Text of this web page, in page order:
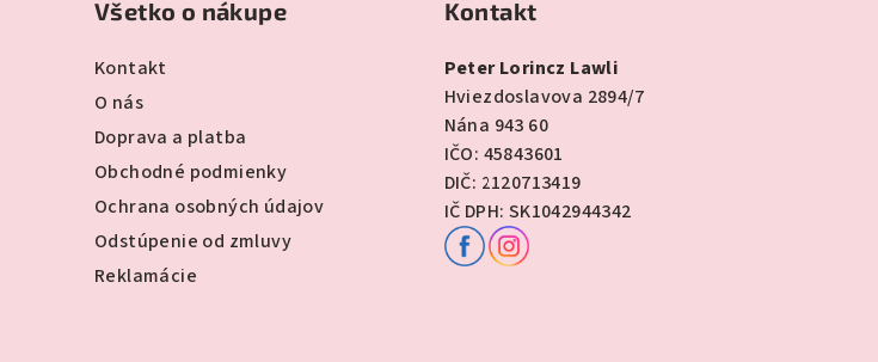
Všetko o nákupe
Kontakt
O nás
Doprava a platba
Obchodné podmienky
Ochrana osobných údajov
Odstúpenie od zmluvy
Reklamácie
Kontakt
Peter Lorincz Lawli
Hviezdoslavova 2894/7
Nána 943 60
IČO: 45843601
DIČ: 2120713419
IČ DPH: SK1042944342